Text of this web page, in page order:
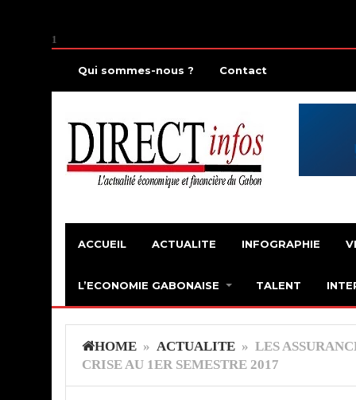
1
Qui sommes-nous ? Contact
ACCUEIL ACTUALITE INFOGRAPHIE
L’ECONOMIE GABONAISE TALENT
HOME » ACTUALITE » LES
CRISE AU 1ER SEMESTRE 2017